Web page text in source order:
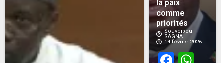
la paix
comme
priorités
Souveibou
SAGNA
14 février 2026